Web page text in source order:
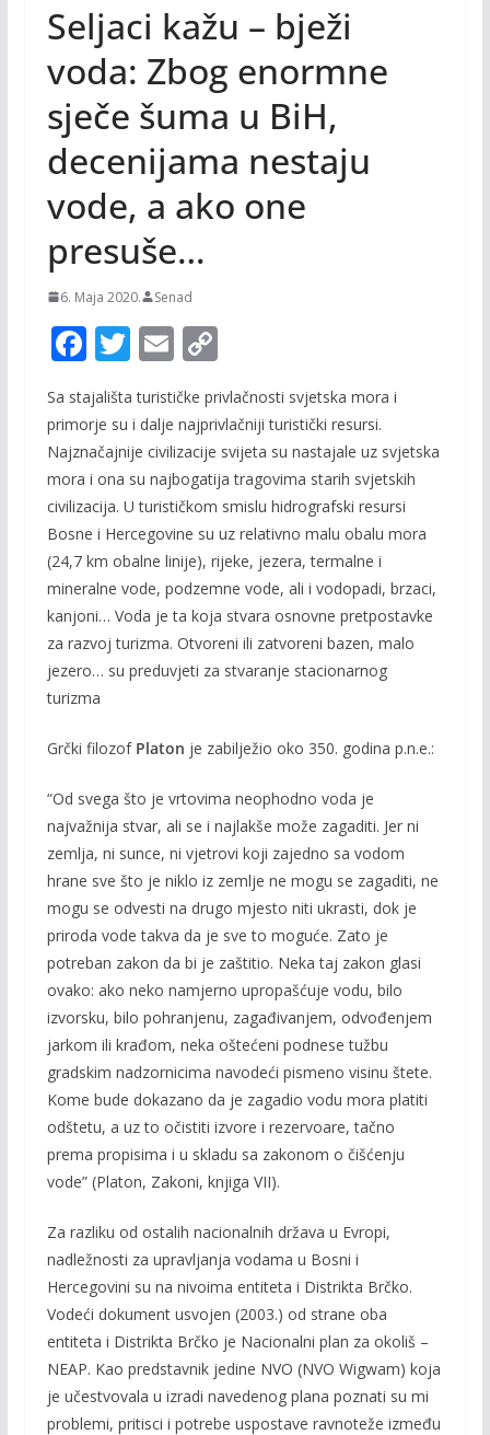
Seljaci kažu – bježi
voda: Zbog enormne
sječe šuma u BiH,
decenijama nestaju
vode, a ako one
presuše…
6. Maja 2020. Senad
F
ac
e
b
o
o
k
T
itt
er
E
m
ai
l
C
o
p
y
Li
n
k
Sa stajališta turističke privlačnosti svjetska mora i
primorje su i dalje najprivlačniji turistički resursi.
Najznačajnije civilizacije svijeta su nastajale uz svjetska
mora i ona su najbogatija tragovima starih svjetskih
civilizacija. U turističkom smislu hidrografski resursi
Bosne i Hercegovine su uz relativno malu obalu mora
(24,7 km obalne linije), rijeke, jezera, termalne i
mineralne vode, podzemne vode, ali i vodopadi, brzaci,
kanjoni… Voda je ta koja stvara osnovne pretpostavke
za razvoj turizma. Otvoreni ili zatvoreni bazen, malo
jezero… su preduvjeti za stvaranje stacionarnog
turizma
Grčki filozof Platon je zabilježio oko 350. godina p.n.e.:
“Od svega što je vrtovima neophodno voda je
najvažnija stvar, ali se i najlakše može zagaditi. Jer ni
zemlja, ni sunce, ni vjetrovi koji zajedno sa vodom
hrane sve što je niklo iz zemlje ne mogu se zagaditi, ne
mogu se odvesti na drugo mjesto niti ukrasti, dok je
priroda vode takva da je sve to moguće. Zato je
potreban zakon da bi je zaštitio. Neka taj zakon glasi
ovako: ako neko namjerno upropašćuje vodu, bilo
izvorsku, bilo pohranjenu, zagađivanjem, odvođenjem
jarkom ili krađom, neka oštećeni podnese tužbu
gradskim nadzornicima navodeći pismeno visinu štete.
Kome bude dokazano da je zagadio vodu mora platiti
odštetu, a uz to očistiti izvore i rezervoare, tačno
prema propisima i u skladu sa zakonom o čišćenju
vode” (Platon, Zakoni, knjiga VII).
Za razliku od ostalih nacionalnih država u Evropi,
nadležnosti za upravljanja vodama u Bosni i
Hercegovini su na nivoima entiteta i Distrikta Brčko.
Vodeći dokument usvojen (2003.) od strane oba
entiteta i Distrikta Brčko je Nacionalni plan za okoliš –
NEAP. Kao predstavnik jedine NVO (NVO Wigwam) koja
je učestvovala u izradi navedenog plana poznati su mi
problemi, pritisci i potrebe uspostave ravnoteže između